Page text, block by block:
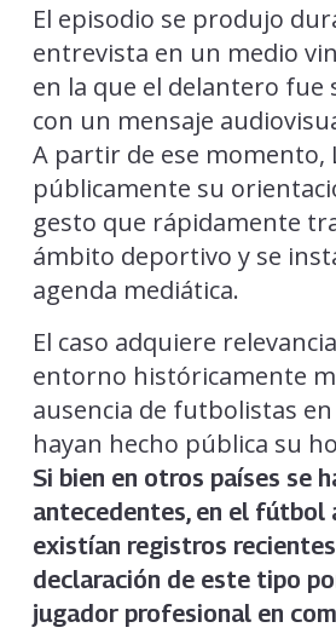
El episodio se produjo
entrevista en un medio
en la que el delantero fue
con un mensaje
A partir de ese momento,
públicamente su
gesto que rápidamente
ámbito deportivo y se
agenda mediática.
El caso adquiere
entorno históricamente
ausencia de futbolistas
hayan hecho pública su
Si bien en otros países se
antecedentes, en el fútbol
existían registros
declaración de este tipo
jugador profesional en